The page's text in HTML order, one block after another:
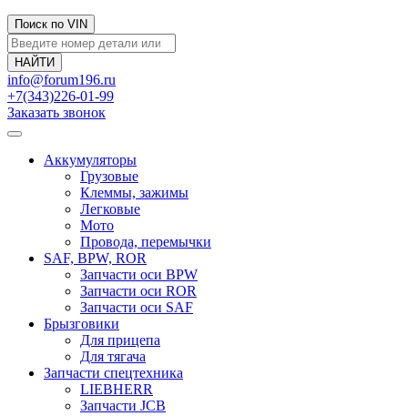
Поиск по VIN
info@forum196.ru
+7(343)226-01-99
Заказать звонок
Аккумуляторы
Грузовые
Клеммы, зажимы
Легковые
Мото
Провода, перемычки
SAF, BPW, ROR
Запчасти оси BPW
Запчасти оси ROR
Запчасти оси SAF
Брызговики
Для прицепа
Для тягача
Запчасти спецтехника
LIEBHERR
Запчасти JCB